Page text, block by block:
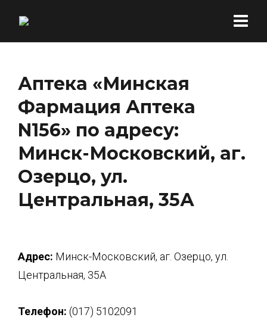
Аптека «Минская
Фармация Аптека
N156» по адресу:
Минск-Московский, аг.
Озерцо, ул.
Центральная, 35А
Адрес: Минск-Московский, аг. Озерцо, ул.
Центральная, 35А
Телефон: (017) 5102091